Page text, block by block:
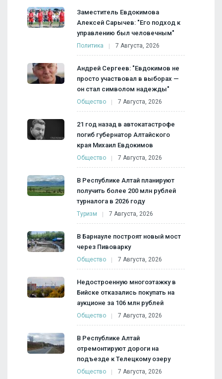
Заместитель Евдокимова
Алексей Сарычев: "Его подход к
управлению был человечным"
Политика 7 Августа, 2026
Андрей Сергеев: "Евдокимов не
просто участвовал в выборах —
он стал символом надежды"
Общество 7 Августа, 2026
21 год назад в автокатастрофе
погиб губернатор Алтайского
края Михаил Евдокимов
Общество 7 Августа, 2026
В Республике Алтай планируют
получить более 200 млн рублей
турналога в 2026 году
Туризм 7 Августа, 2026
В Барнауле построят новый мост
через Пивоварку
Общество 7 Августа, 2026
Недостроенную многоэтажку в
Бийске отказались покупать на
аукционе за 106 млн рублей
Общество 7 Августа, 2026
В Республике Алтай
отремонтируют дороги на
подъезде к Телецкому озеру
Общество 7 Августа, 2026